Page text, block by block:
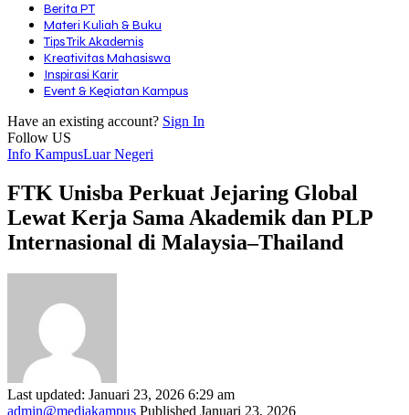
Berita PT
Materi Kuliah & Buku
Tips Trik Akademis
Kreativitas Mahasiswa
Inspirasi Karir
Event & Kegiatan Kampus
Have an existing account? Sign In
Follow US
Info KampusLuar Negeri
FTK Unisba Perkuat Jejaring Global
Lewat Kerja Sama Akademik dan PLP
Internasional di Malaysia–Thailand
Last updated: Januari 23, 2026 6:29 am
admin@mediakampus Published Januari 23, 2026